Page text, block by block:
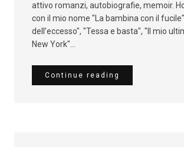
attivo romanzi, autobiografie, memoir.
con il mio nome "La bambina con il
dell’eccesso", "Tessa e basta", "Il mio
New York"...
Continue reading